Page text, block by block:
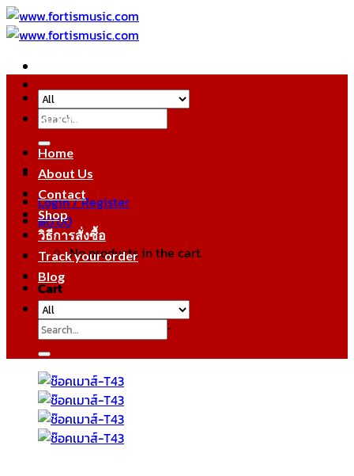
Skip
to
Search
for:
Login / Register
฿0.00
No products in the cart.
Cart
No products in the cart.
หมวดหมู่สินค้า
Home
About Us
Contact
Shop
วิธีการสั่งซื้อ
Track your order
Blog
Search
for: